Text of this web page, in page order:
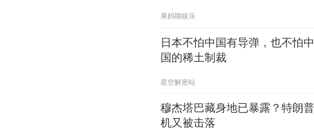
果妈聊娱乐
日本不怕中国有导弹，也不怕
国的稀土制裁
星空解密站
穆杰塔巴藏身地已暴露？特朗
机又被击落